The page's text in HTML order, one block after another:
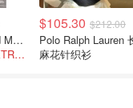
Faithfull The Brand Marais 格纹亚麻吊带中长连衣裙
额外9折码：MYEXTRA10
$105.30 $212.00
Polo Ralph Lauren 长袖
麻花针织衫